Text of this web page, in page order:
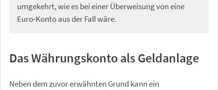
umgekehrt, wie es bei einer Überweisung von eine
Euro-Konto aus der Fall wäre.
Das Währungskonto als Geldanlage
Neben dem zuvor erwähnten Grund kann ein